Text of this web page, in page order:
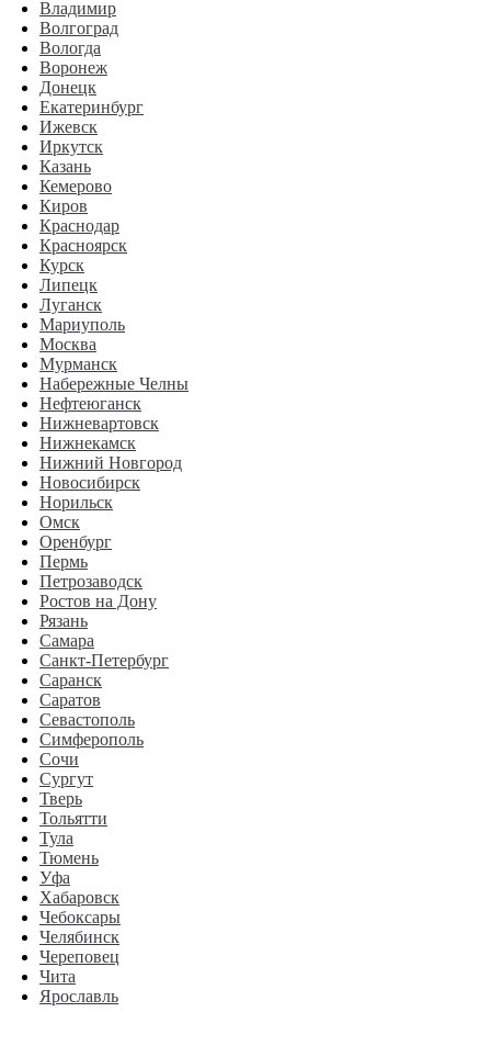
Владимир
Волгоград
Вологда
Воронеж
Донецк
Екатеринбург
Ижевск
Иркутск
Казань
Кемерово
Киров
Краснодар
Красноярск
Курск
Липецк
Луганск
Мариуполь
Москва
Мурманск
Набережные Челны
Нефтеюганск
Нижневартовск
Нижнекамск
Нижний Новгород
Новосибирск
Норильск
Омск
Оренбург
Пермь
Петрозаводск
Ростов на Дону
Рязань
Самара
Санкт-Петербург
Саранск
Саратов
Севастополь
Симферополь
Сочи
Сургут
Тверь
Тольятти
Тула
Тюмень
Уфа
Хабаровск
Чебоксары
Челябинск
Череповец
Чита
Ярославль